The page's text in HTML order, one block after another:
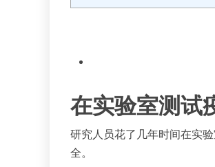
在实验室测试
研究人员花了几年时间在实
全。